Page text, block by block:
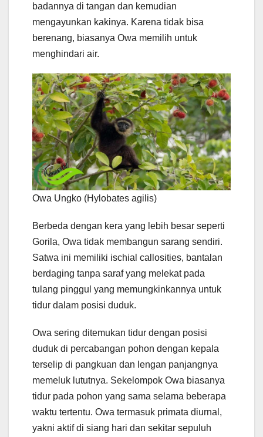
badannya di tangan dan kemudian
mengayunkan kakinya. Karena tidak bisa
berenang, biasanya Owa memilih untuk
menghindari air.
Owa Ungko (Hylobates agilis)
Berbeda dengan kera yang lebih besar seperti
Gorila, Owa tidak membangun sarang sendiri.
Satwa ini memiliki ischial callosities, bantalan
berdaging tanpa saraf yang melekat pada
tulang pinggul yang memungkinkannya untuk
tidur dalam posisi duduk.
Owa sering ditemukan tidur dengan posisi
duduk di percabangan pohon dengan kepala
terselip di pangkuan dan lengan panjangnya
memeluk lututnya. Sekelompok Owa biasanya
tidur pada pohon yang sama selama beberapa
waktu tertentu. Owa termasuk primata diurnal,
yakni aktif di siang hari dan sekitar sepuluh